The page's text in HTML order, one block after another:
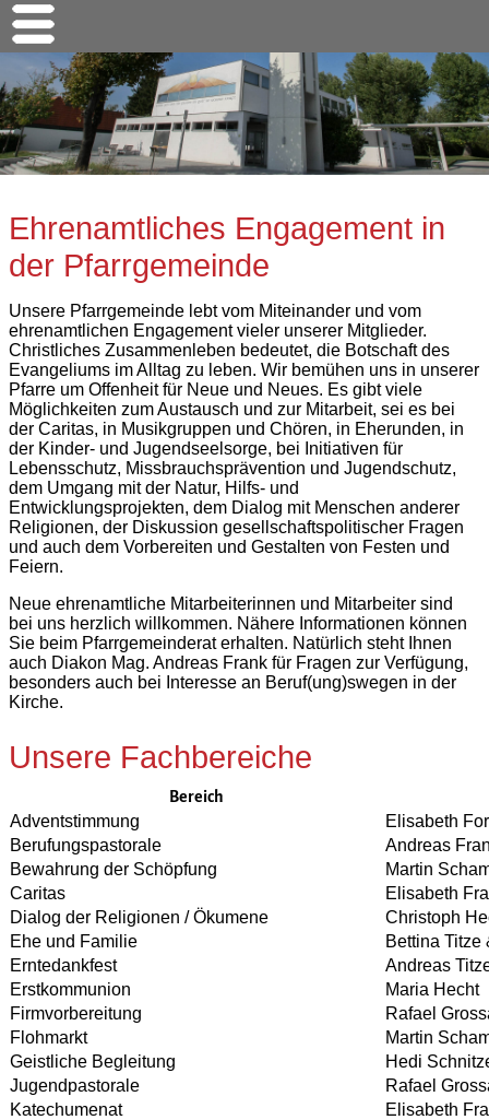
Ehrenamtliches Engagement in
der Pfarrgemeinde
Unsere Pfarrgemeinde lebt vom Miteinander und vom
ehrenamtlichen Engagement vieler unserer Mitglieder.
Christliches Zusammenleben bedeutet, die Botschaft des
Evangeliums im Alltag zu leben. Wir bemühen uns in unserer
Pfarre um Offenheit für Neue und Neues. Es gibt viele
Möglichkeiten zum Austausch und zur Mitarbeit, sei es bei
der Caritas, in Musikgruppen und Chören, in Eherunden, in
der Kinder- und Jugendseelsorge, bei Initiativen für
Lebensschutz, Missbrauchsprävention und Jugendschutz,
dem Umgang mit der Natur, Hilfs- und
Entwicklungsprojekten, dem Dialog mit Menschen anderer
Religionen, der Diskussion gesellschaftspolitischer Fragen
und auch dem Vorbereiten und Gestalten von Festen und
Feiern.
Neue ehrenamtliche Mitarbeiterinnen und Mitarbeiter sind
bei uns herzlich willkommen. Nähere Informationen können
Sie beim Pfarrgemeinderat erhalten. Natürlich steht Ihnen
auch Diakon Mag. Andreas Frank für Fragen zur Verfügung,
besonders auch bei Interesse an Beruf(ung)swegen in der
Kirche.
Unsere Fachbereiche
Bereich
Adventstimmung
Elisabeth
Berufungspastorale
Andreas
Bewahrung der Schöpfung
Martin
Caritas
Elisabeth
Dialog der Religionen / Ökumene
Christoph
Ehe und Familie
Bettina Titze
Erntedankfest
Andreas
Erstkommunion
Maria Hecht
Firmvorbereitung
Rafael
Flohmarkt
Martin
Geistliche Begleitung
Hedi
Jugendpastorale
Rafael
Katechumenat
Elisabeth